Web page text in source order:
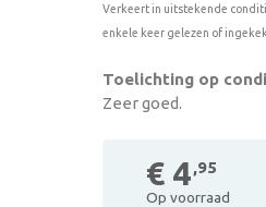
Verkeert in uitstekende
enkele keer gelezen of
Toelichting op
Zeer goed.
€ 4,95
Op voorraad